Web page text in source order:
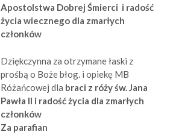
Apostolstwa Dobrej Śmierci i radość
życia wiecznego dla zmarłych
członków
Dziękczynna za otrzymane łaski z
prośbą o Boże błog. i opiekę MB
Różańcowej dla braci z róży św. Jana
Pawła II i radość życia dla zmarłych
członków
Za parafian